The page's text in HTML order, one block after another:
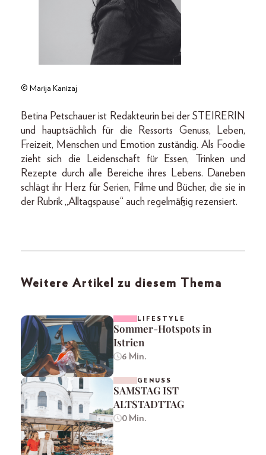
© Marija Kanizaj
Betina Petschauer ist Redakteurin bei der STEIRERIN
und hauptsächlich für die Ressorts Genuss, Leben,
Freizeit, Menschen und Emotion zuständig. Als Foodie
zieht sich die Leidenschaft für Essen, Trinken und
Rezepte durch alle Bereiche ihres Lebens. Daneben
schlägt ihr Herz für Serien, Filme und Bücher, die sie in
der Rubrik „Alltagspause“ auch regelmäßig rezensiert.
Weitere Artikel zu diesem Thema
LIFESTYLE
Sommer-Hotspots in
Istrien
6 Min.
GENUSS
SAMSTAG IST
ALTSTADTTAG
0 Min.